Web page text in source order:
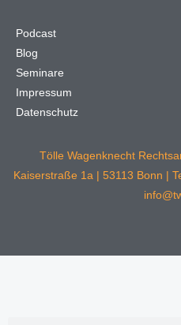
Podcast
Blog
Seminare
Impressum
Datenschutz
Tölle Wagenknecht
Kaiserstraße 1a | 53113 Bonn |